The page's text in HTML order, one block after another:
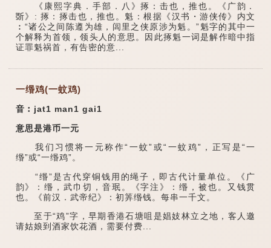
《康熙字典．手部．八》㧻：击也，推也。《广韵．
斲》: 㧻：㧻击也，推也。魁：根据《汉书・游侠传》内文
︰“诸公之间陈遵为雄，闾里之侠原涉为魁。”魁字的其中一
个解释为首领，领头人的意思。因此㧻魁一词是解作暗中指
证罪魁祸首，有告密的意...
一缗鸡(一蚊鸡)
音︰jat1 man1 gai1
意思是港币一元
我们习惯将一元称作“一蚊”或“一蚊鸡”，正写是“一
缗”或“一缗鸡”。
“缗”是古代穿铜钱用的绳子，即古代计量单位。《广
韵》：缗，武巾切，音珉。《字注》：缗，被也。又钱贯
也。《前汉．武帝纪》：初筭缗钱。每串一千文。
至于“鸡”字，早期香港石塘咀是娼妓林立之地，客人邀
请姑娘到酒家饮花酒，需要付费...